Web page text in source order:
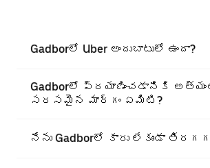
Gadborలో Uber అందుబాటులో ఉందా?
Gadborలో ప్రయాణించడానికి
సరసమైన మార్గం ఏమిటి?
నేను Gadborలో కారు లేకుండా